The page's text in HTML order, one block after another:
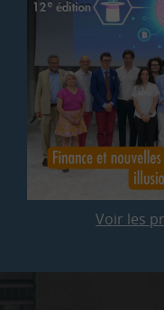
Voir les